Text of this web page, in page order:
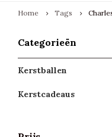
Home Tags
Categorieën
Kerstballen
Kerstcadeaus